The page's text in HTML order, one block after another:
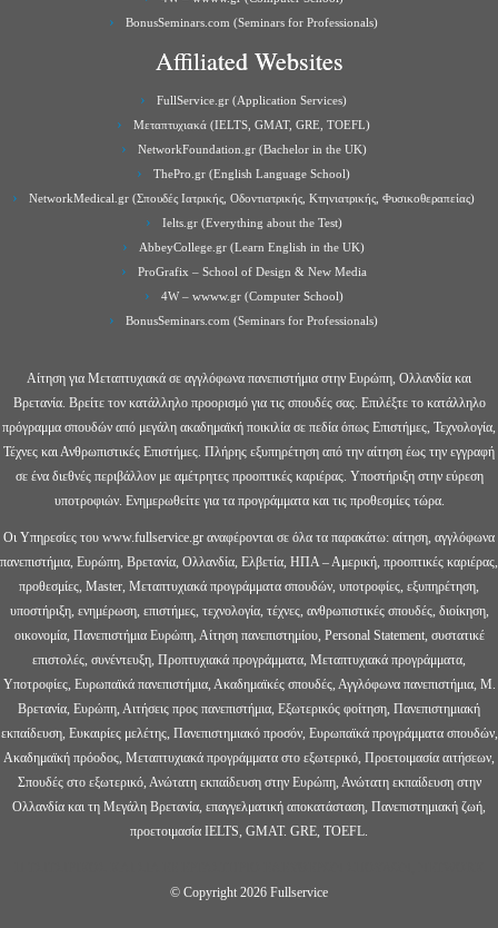
BonusSeminars.com (Seminars for Professionals)
Affiliated Websites
FullService.gr (Application Services)
Μεταπτυχιακά (IELTS, GMAT, GRE, TOEFL)
NetworkFoundation.gr (Bachelor in the UK)
ThePro.gr (English Language School)
NetworkMedical.gr (Σπουδές Ιατρικής, Οδοντιατρικής, Κτηνιατρικής, Φυσικοθεραπείας)
Ielts.gr (Everything about the Test)
AbbeyCollege.gr (Learn English in the UK)
ProGrafix – School of Design & New Media
4W – wwww.gr (Computer School)
BonusSeminars.com (Seminars for Professionals)
Αίτηση για Μεταπτυχιακά σε αγγλόφωνα πανεπιστήμια στην Ευρώπη, Ολλανδία και
Βρετανία. Βρείτε τον κατάλληλο προορισμό για τις σπουδές σας. Επιλέξτε το κατάλληλο
πρόγραμμα σπουδών από μεγάλη ακαδημαϊκή ποικιλία σε πεδία όπως Επιστήμες, Τεχνολογία,
Τέχνες και Ανθρωπιστικές Επιστήμες. Πλήρης εξυπηρέτηση από την αίτηση έως την εγγραφή
σε ένα διεθνές περιβάλλον με αμέτρητες προοπτικές καριέρας. Υποστήριξη στην εύρεση
υποτροφιών. Ενημερωθείτε για τα προγράμματα και τις προθεσμίες τώρα.
Οι Υπηρεσίες του www.fullservice.gr αναφέρονται σε όλα τα παρακάτω: αίτηση, αγγλόφωνα
πανεπιστήμια, Ευρώπη, Βρετανία, Ολλανδία, Ελβετία, ΗΠΑ – Αμερική, προοπτικές καριέρας,
προθεσμίες, Master, Μεταπτυχιακά προγράμματα σπουδών, υποτροφίες, εξυπηρέτηση,
υποστήριξη, ενημέρωση, επιστήμες, τεχνολογία, τέχνες, ανθρωπιστικές σπουδές, διοίκηση,
οικονομία, Πανεπιστήμια Ευρώπη, Αίτηση πανεπιστημίου, Personal Statement, συστατικέ
επιστολές, συνέντευξη, Προπτυχιακά προγράμματα, Μεταπτυχιακά προγράμματα,
Υποτροφίες, Ευρωπαϊκά πανεπιστήμια, Ακαδημαϊκές σπουδές, Αγγλόφωνα πανεπιστήμια, Μ.
Βρετανία, Ευρώπη, Αιτήσεις προς πανεπιστήμια, Εξωτερικός φοίτηση, Πανεπιστημιακή
εκπαίδευση, Ευκαιρίες μελέτης, Πανεπιστημιακό προσόν, Ευρωπαϊκά προγράμματα σπουδών,
Ακαδημαϊκή πρόοδος, Μεταπτυχιακά προγράμματα στο εξωτερικό, Προετοιμασία αιτήσεων,
Σπουδές στο εξωτερικό, Ανώτατη εκπαίδευση στην Ευρώπη, Ανώτατη εκπαίδευση στην
Ολλανδία και τη Μεγάλη Βρετανία, επαγγελματική αποκατάσταση, Πανεπιστημιακή ζωή,
προετοιμασία IELTS, GMAT. GRE, TOEFL.
© Copyright 2026 Fullservice